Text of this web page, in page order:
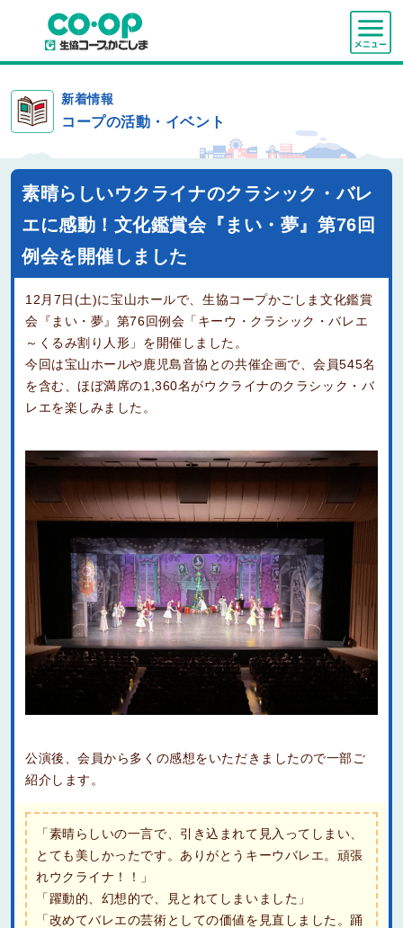
新着情報
コープの活動・イベント
素晴らしいウクライナのクラシック・バレ
エに感動！文化鑑賞会『まい・夢』第76回
例会を開催しました
12月7日(土)に宝山ホールで、生協コープかごしま文化鑑賞
会『まい・夢』第76回例会「キーウ・クラシック・バレエ
～くるみ割り人形」を開催しました。
今回は宝山ホールや鹿児島音協との共催企画で、会員545名
を含む、ほぼ満席の1,360名がウクライナのクラシック・バ
レエを楽しみました。
公演後、会員から多くの感想をいただきましたので一部ご
紹介します。
「素晴らしいの一言で、引き込まれて見入ってしまい、
とても美しかったです。ありがとうキーウバレエ。頑張
れウクライナ！！」
「躍動的、幻想的で、見とれてしまいました」
「改めてバレエの芸術としての価値を見直しました。踊